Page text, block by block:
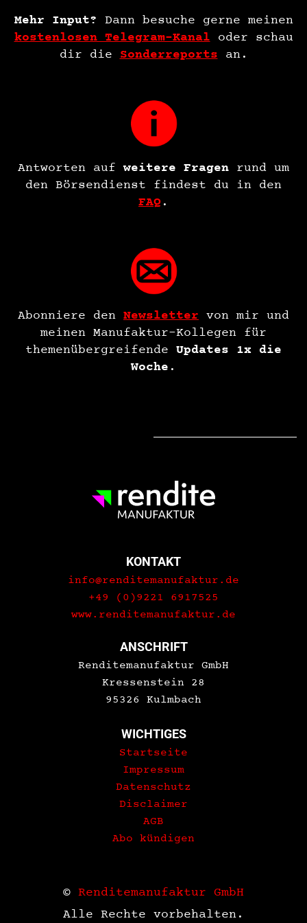
Mehr Input? Dann besuche gerne meinen
kostenlosen Telegram-Kanaloder schau
dir dieSonderreportsan.
Antworten aufweitere Fragen rund um
den Börsendienst findest du in den
FAQ .
Abonniere den Newsletter von mir und
meinen Manufaktur-Kollegen für
themenübergreifende Updates 1x die
Woche .
KONTAKT
info@renditemanufaktur.de
+49 (0)9221 6917525
www.renditemanufaktur.de
ANSCHRIFT
Renditemanufaktur GmbH
Kressenstein 28
95326 Kulmbach
WICHTIGES
Startseite
Impressum
Datenschutz
Disclaimer
AGB
Abo kündigen
© Renditemanufaktur GmbH
Alle Rechte vorbehalten.